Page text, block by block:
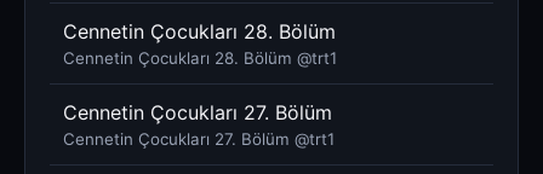
Cennetin Çocukları 28. Bölüm
Cennetin Çocukları 28. Bölüm @trt1
Cennetin Çocukları 27. Bölüm
Cennetin Çocukları 27. Bölüm @trt1